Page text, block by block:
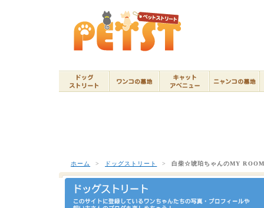
ホーム > ドッグストリート > 白柴☆琥珀ちゃんのMY ROOM